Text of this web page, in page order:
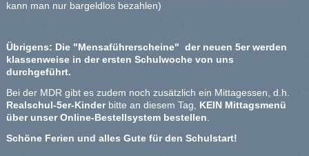
kann man nur bargeldlos bezahlen)
Übrigens: Die "Mensaführerscheine" der neuen 5er werden
klassenweise in der ersten Schulwoche von uns
durchgeführt.
Bei der MDR gibt es zudem noch zusätzlich ein Mittagessen, d.h.
Realschul-5er-Kinderbitte an diesem Tag, KEIN Mittagsmenü
über unser Online-Bestellsystem bestellen.
Schöne Ferien und alles Gute für den Schulstart!